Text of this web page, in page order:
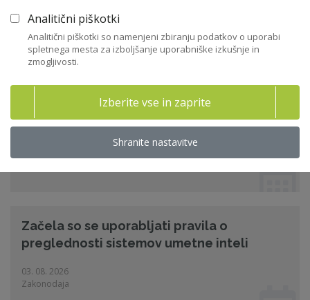
Sorodne novice
20 let Certifikata ZNS – skozi oči prvih
imetnikov
"Certifikat mi prav tako predstavlja pomembno strokovno
referenco..."
Certifikat ZNS
Začela so se uporabljati pravila o
preglednosti sistemov umetne inteli
03. 08. 2026
Zakonodaja
Analitični piškotki
Analitični piškotki so namenjeni zbiranju podatkov o uporabi
spletnega mesta za izboljšanje uporabniške izkušnje in
zmogljivosti.
Izberite vse in zaprite
Shranite nastavitve